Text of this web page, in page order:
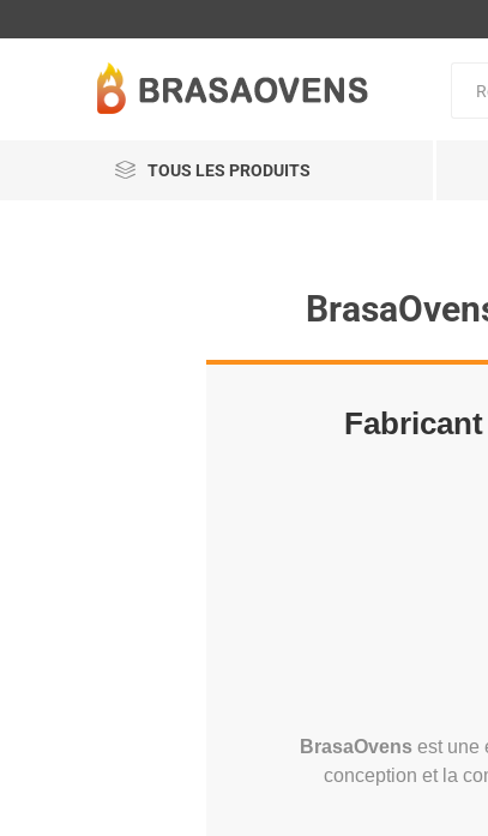
TOUS LES PRODUITS
BrasaOvens est une
conception et la